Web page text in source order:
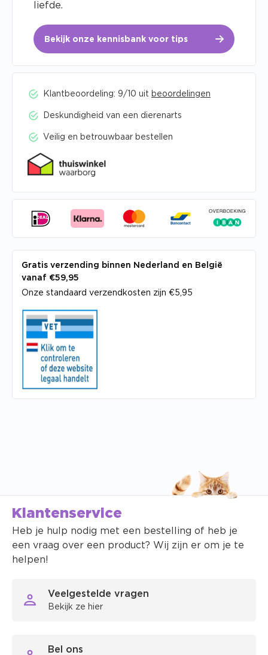
liefde.
Bekijk onze kennisbank voor tips
Klantbeoordeling: 9/10 uit beoordelingen
Deskundigheid van een dierenarts
Veilig en betrouwbaar bestellen
Gratis verzending binnen Nederland en België
vanaf €59,95
Onze standaard verzendkosten zijn €5,95
Klantenservice
Heb je hulp nodig met een bestelling of heb je
een vraag over een product? Wij zijn er om je te
helpen!
Veelgestelde vragen
Bekijk ze hier
Bel ons